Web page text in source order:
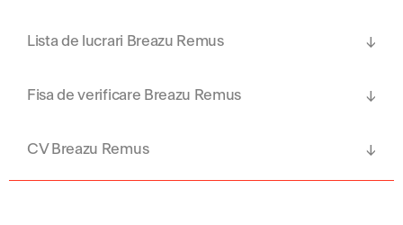
Lista de lucrari Breazu Remus
Fisa de verificare Breazu Remus
CV Breazu Remus